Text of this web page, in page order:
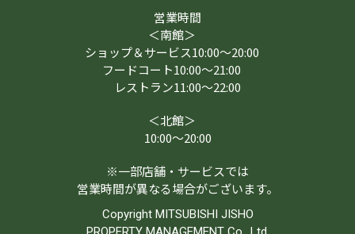
営業時間
＜南館＞
ショップ＆サービス10:00～20:00
フードコート10:00～21:00
レストラン11:00～22:00
＜北館＞
10:00～20:00
※一部店舗・サービスでは
営業時間が異なる場合がございます。
Copyright MITSUBISHI JISHO